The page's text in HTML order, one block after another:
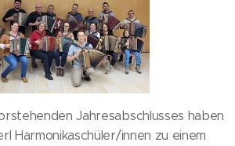
Jahresabschlusses haben
Harmonikaschüler/innen zu einem